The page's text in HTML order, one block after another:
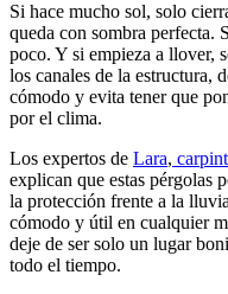
Si hace mucho sol, solo
queda con sombra perfecta.
poco. Y si empieza a llover,
los canales de la estructura,
cómodo y evita tener que
por el clima.
Los expertos de Lara,
explican que estas pérgolas
la protección frente a la
cómodo y útil en cualquier
deje de ser solo un lugar
todo el tiempo.